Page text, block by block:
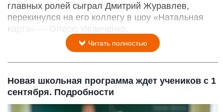
главных ролей сыграл Дмитрий Журавлев,
перекинулся на его коллегу в шоу «Натальная
карта» — Олесю Иванченко.
Читать полностью
Новая школьная программа ждет учеников с 1
сентября. Подробности